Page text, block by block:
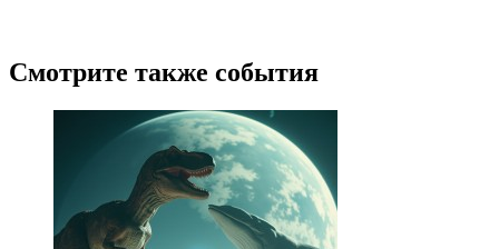
Смотрите также события